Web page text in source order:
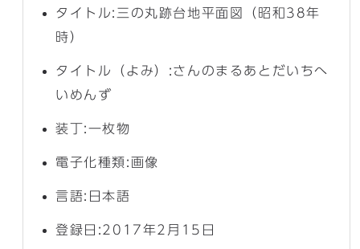
タイトル:三の丸跡台地平面図（昭和38年
時）
タイトル（よみ）:さんのまるあとだいちへ
いめんず
装丁:一枚物
電子化種類:画像
言語:日本語
登録日:2017年2月15日